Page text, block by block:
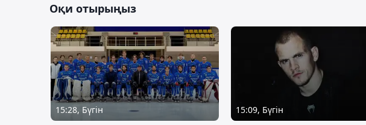
Оқи отырыңыз
15:28, Бүгін 15:09, Бүгін